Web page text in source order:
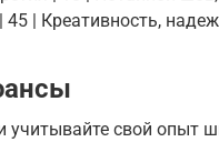
45 | Креативность,
учитывайте свой опыт